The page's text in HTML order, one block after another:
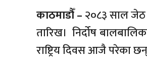
काठमाडौँ –२०८३ साल जेठ
तारिख। निर्दोष
राष्ट्रिय दिवस आजै परेका